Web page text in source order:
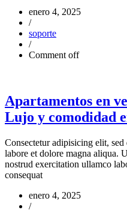
enero 4, 2025
/
soporte
/
Comment off
Apartamentos en
Lujo y comodidad
Consectetur adipisicing elit,
labore et dolore magna aliqua.
nostrud exercitation ullamco
consequat
enero 4, 2025
/